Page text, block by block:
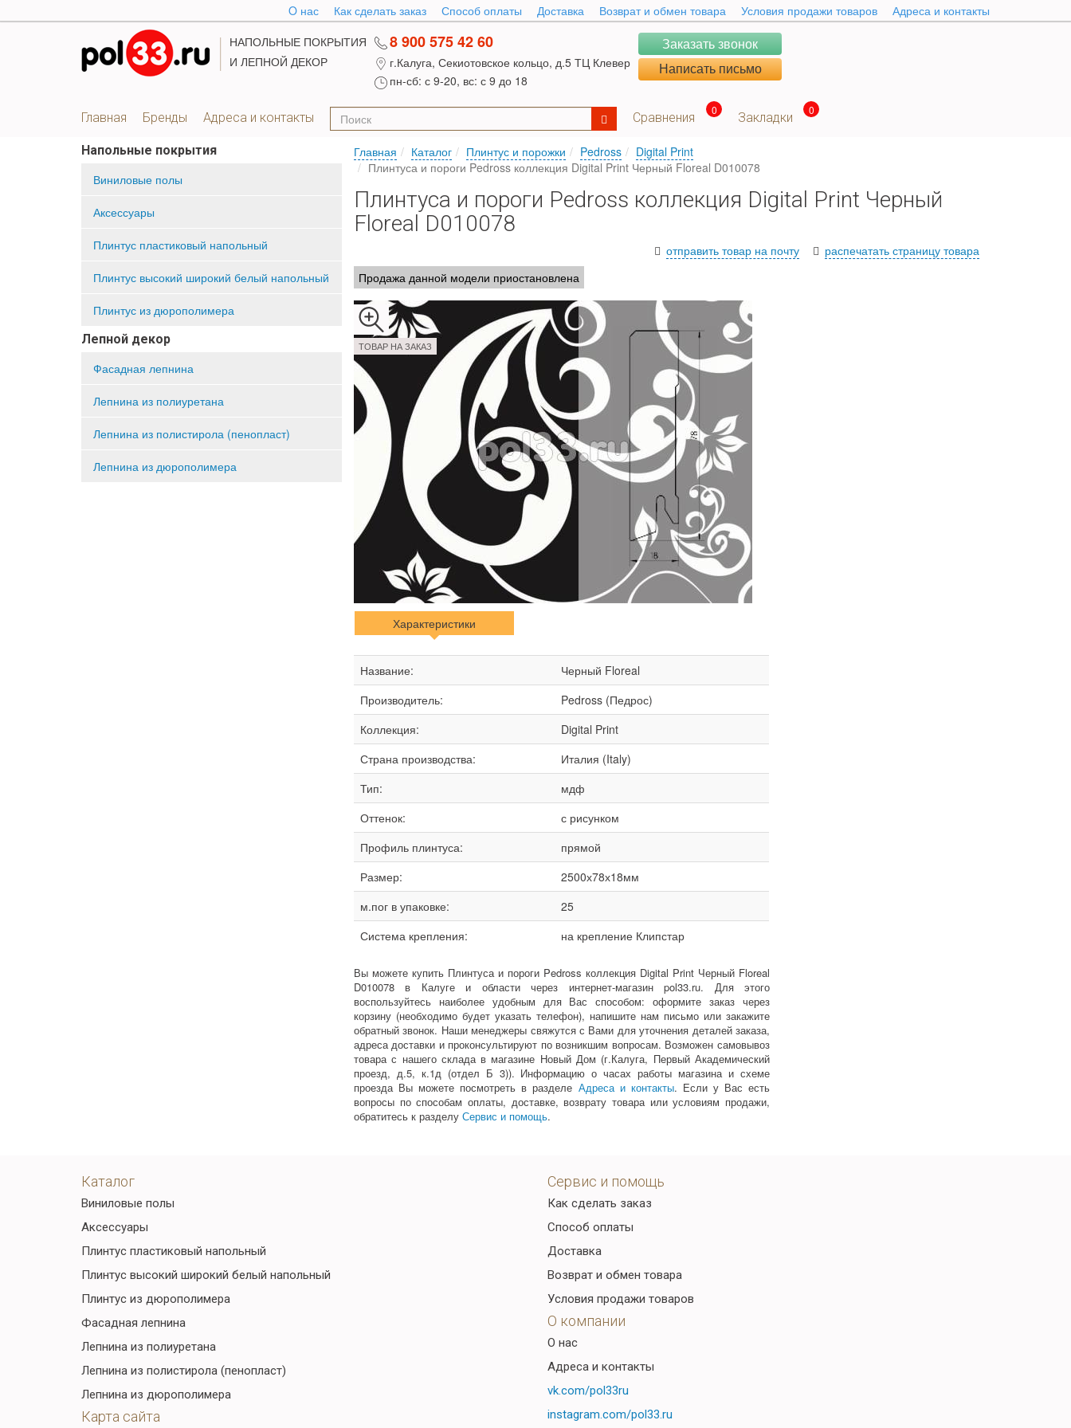
O нас Как сделать заказ Способ оплаты Доставка Возврат и обмен товара Условия продажи товаров
Адреса и контакты
НАПОЛЬНЫЕ ПОКРЫТИЯ
И ЛЕПНОЙ ДЕКОР
8 900 575 42 60
г.Калуга, Секиотовское кольцо, д.5 ТЦ Клевер
пн-сб: с 9-20, вс: с 9 до 18
Заказать звонок
Написать письмо
Главная Бренды Адреса и контакты Сравнения
0
Закладки
0
Напольные покрытия
Виниловые полы
Аксессуары
Плинтус пластиковый напольный
Плинтус высокий широкий белый напольный
Плинтус из дюрополимера
Лепной декор
Фасадная лепнина
Лепнина из полиуретана
Лепнина из полистирола (пенопласт)
Лепнина из дюрополимера
Главная Каталог Плинтус и порожки Pedross
Digital Print
Плинтуса и пороги Pedross коллекция Digital Print Черный Floreal D010078
Плинтуса и пороги Pedross коллекция Digital Print Черный
Floreal D010078
отправить товар на почту
распечатать страницу товара
Продажа данной модели приостановлена
ТОВАР НА ЗАКАЗ
Характеристики
Название:
Черный Floreal
Производитель:
Pedross (Педрос)
Коллекция:
Digital Print
Страна производства:
Италия (Italy)
Тип:
мдф
Оттенок:
с рисунком
Профиль плинтуса:
прямой
Размер:
2500х78х18мм
м.пог в упаковке:
25
Система крепления:
на крепление Клипстар
Вы можете купить Плинтуса и пороги Pedross коллекция Digital Print Черный Floreal
D010078 в Калуге и области через интернет-магазин pol33.ru. Для этого
воспользуйтесь наиболее удобным для Вас способом: оформите заказ через
корзину (необходимо будет указать телефон), напишите нам письмо или закажите
обратный звонок. Наши менеджеры свяжутся с Вами для уточнения деталей заказа,
адреса доставки и проконсультируют по возникшим вопросам. Возможен самовывоз
товара с нашего склада в магазине Новый Дом (г.Калуга, Первый Академический
проезд, д.5, к.1д (отдел Б 3)). Информацию о часах работы магазина и схеме
проезда Вы можете посмотреть в разделе Адреса и контакты. Если у Вас есть
вопросы по способам оплаты, доставке, возврату товара или условиям продажи,
обратитесь к разделу Сервис и помощь.
Каталог
Виниловые полы
Аксессуары
Плинтус пластиковый напольный
Плинтус высокий широкий белый напольный
Плинтус из дюрополимера
Фасадная лепнина
Лепнина из полиуретана
Лепнина из полистирола (пенопласт)
Лепнина из дюрополимера
Карта сайта
Сервис и помощь
Как сделать заказ
Способ оплаты
Доставка
Возврат и обмен товара
Условия продажи товаров
О компании
О нас
Адреса и контакты
vk.com/pol33ru
instagram.com/pol33.ru